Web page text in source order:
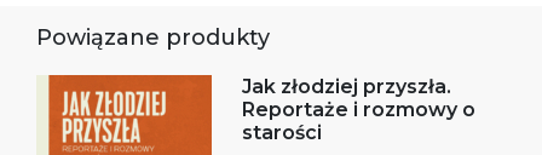
Powiązane produkty
Jak złodziej przyszła.
Reportaże i rozmowy o
starości